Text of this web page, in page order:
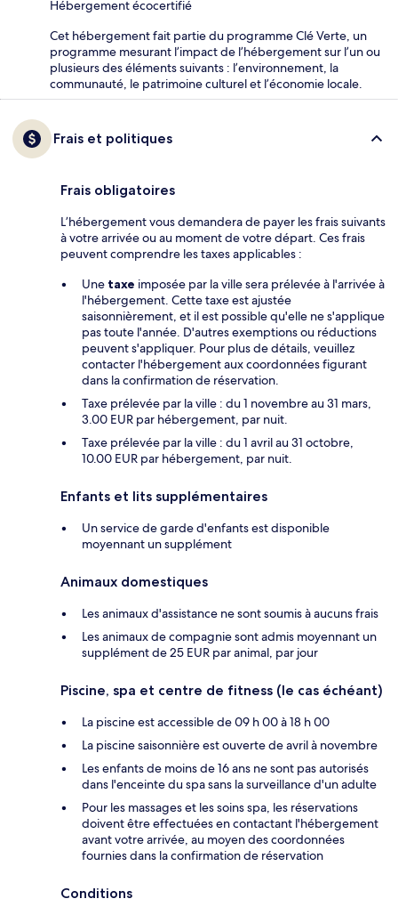
Hébergement écocertifié
Cet hébergement fait partie du programme Clé Verte, un
programme mesurant l’impact de l’hébergement sur l’un ou
plusieurs des éléments suivants : l’environnement, la
communauté, le patrimoine culturel et l’économie locale.
Frais et politiques
Frais obligatoires
L’hébergement vous demandera de payer les frais suivants
à votre arrivée ou au moment de votre départ. Ces frais
peuvent comprendre les taxes applicables :
Une taxe imposée par la ville sera prélevée à l'arrivée à
l'hébergement. Cette taxe est ajustée
saisonnièrement, et il est possible qu'elle ne s'applique
pas toute l'année. D'autres exemptions ou réductions
peuvent s'appliquer. Pour plus de détails, veuillez
contacter l'hébergement aux coordonnées figurant
dans la confirmation de réservation.
Taxe prélevée par la ville : du 1 novembre au 31 mars,
3.00 EUR par hébergement, par nuit.
Taxe prélevée par la ville : du 1 avril au 31 octobre,
10.00 EUR par hébergement, par nuit.
Enfants et lits supplémentaires
Un service de garde d'enfants est disponible
moyennant un supplément
Animaux domestiques
Les animaux d'assistance ne sont soumis à aucuns frais
Les animaux de compagnie sont admis moyennant un
supplément de 25 EUR par animal, par jour
Piscine, spa et centre de fitness (le cas échéant)
La piscine est accessible de 09 h 00 à 18 h 00
La piscine saisonnière est ouverte de avril à novembre
Les enfants de moins de 16 ans ne sont pas autorisés
dans l'enceinte du spa sans la surveillance d'un adulte
Pour les massages et les soins spa, les réservations
doivent être effectuées en contactant l'hébergement
avant votre arrivée, au moyen des coordonnées
fournies dans la confirmation de réservation
Conditions